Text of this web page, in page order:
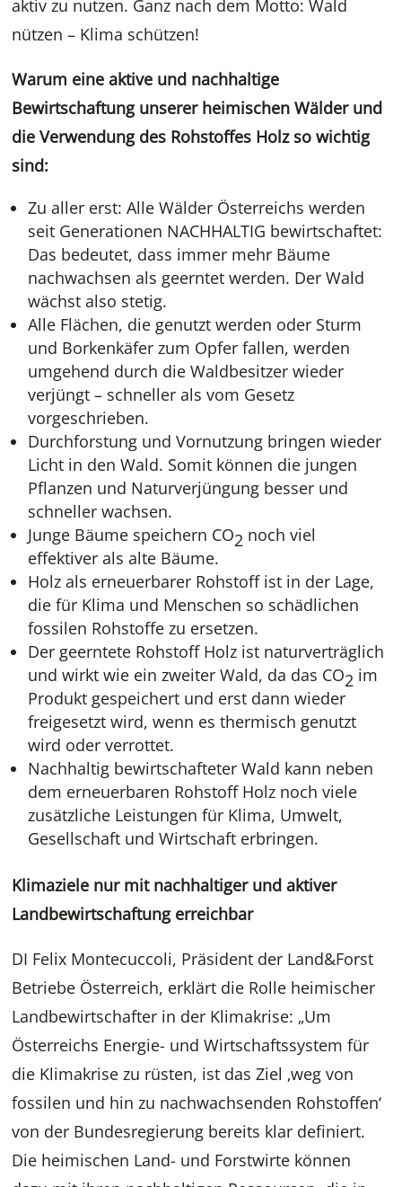
aktiv zu nutzen. Ganz nach dem Motto: Wald
nützen – Klima schützen!
Warum eine aktive und nachhaltige
Bewirtschaftung unserer heimischen Wälder und
die Verwendung des Rohstoffes Holz so wichtig
sind:
Zu aller erst: Alle Wälder Österreichs werden
seit Generationen NACHHALTIG bewirtschaftet:
Das bedeutet, dass immer mehr Bäume
nachwachsen als geerntet werden. Der Wald
wächst also stetig.
Alle Flächen, die genutzt werden oder Sturm
und Borkenkäfer zum Opfer fallen, werden
umgehend durch die Waldbesitzer wieder
verjüngt – schneller als vom Gesetz
vorgeschrieben.
Durchforstung und Vornutzung bringen wieder
Licht in den Wald. Somit können die jungen
Pflanzen und Naturverjüngung besser und
schneller wachsen.
Junge Bäume speichern CO2 noch viel
effektiver als alte Bäume.
Holz als erneuerbarer Rohstoff ist in der Lage,
die für Klima und Menschen so schädlichen
fossilen Rohstoffe zu ersetzen.
Der geerntete Rohstoff Holz ist naturverträglich
und wirkt wie ein zweiter Wald, da das CO2 im
Produkt gespeichert und erst dann wieder
freigesetzt wird, wenn es thermisch genutzt
wird oder verrottet.
Nachhaltig bewirtschafteter Wald kann neben
dem erneuerbaren Rohstoff Holz noch viele
zusätzliche Leistungen für Klima, Umwelt,
Gesellschaft und Wirtschaft erbringen.
Klimaziele nur mit nachhaltiger und aktiver
Landbewirtschaftung erreichbar
DI Felix Montecuccoli, Präsident der Land&Forst
Betriebe Österreich, erklärt die Rolle heimischer
Landbewirtschafter in der Klimakrise: „Um
Österreichs Energie- und Wirtschaftssystem für
die Klimakrise zu rüsten, ist das Ziel ‚weg von
fossilen und hin zu nachwachsenden Rohstoffen‘
von der Bundesregierung bereits klar definiert.
Die heimischen Land- und Forstwirte können